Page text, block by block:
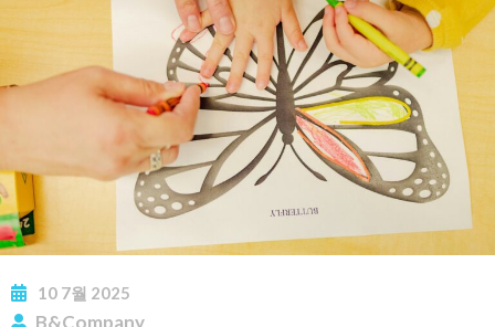
10 7월 2025
B&Company